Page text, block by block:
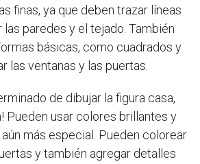
finas, ya que deben trazar líneas
paredes y el tejado. También
básicas, como cuadrados y
las ventanas y las puertas.
de dibujar la figura casa,
Pueden usar colores brillantes y
más especial. Pueden colorear
y también agregar detalles